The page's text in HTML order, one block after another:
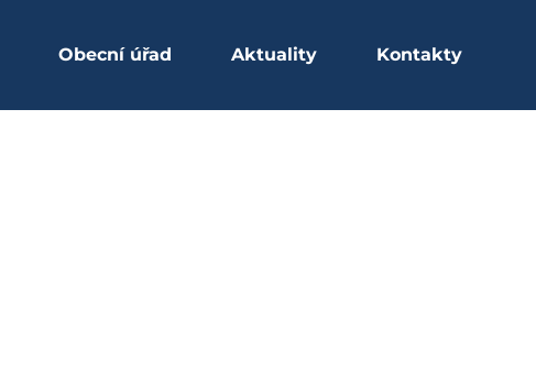
Obecní úřad Aktuality Kontakty